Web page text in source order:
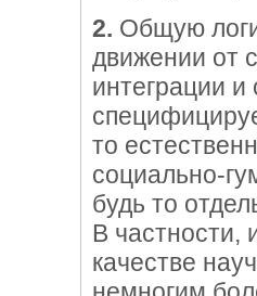
2. Общую
движении от
интеграции и
то
социально-
будь то
В частности,
качестве